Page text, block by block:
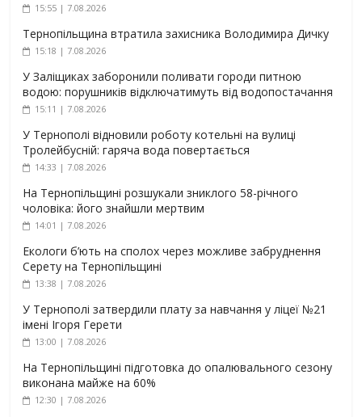
15:55 | 7.08.2026
Тернопільщина втратила захисника Володимира Дичку
15:18 | 7.08.2026
У Заліщиках заборонили поливати городи питною
водою: порушників відключатимуть від водопостачання
15:11 | 7.08.2026
У Тернополі відновили роботу котельні на вулиці
Тролейбусній: гаряча вода повертається
14:33 | 7.08.2026
На Тернопільщині розшукали зниклого 58-річного
чоловіка: його знайшли мертвим
14:01 | 7.08.2026
Екологи б’ють на сполох через можливе забруднення
Серету на Тернопільщині
13:38 | 7.08.2026
У Тернополі затвердили плату за навчання у ліцеї №21
імені Ігоря Герети
13:00 | 7.08.2026
На Тернопільщині підготовка до опалювального сезону
виконана майже на 60%
12:30 | 7.08.2026